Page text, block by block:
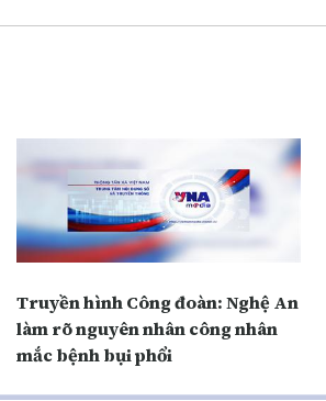
Truyền hình Công đoàn: Nghệ An
làm rõ nguyên nhân công nhân
mắc bệnh bụi phổi